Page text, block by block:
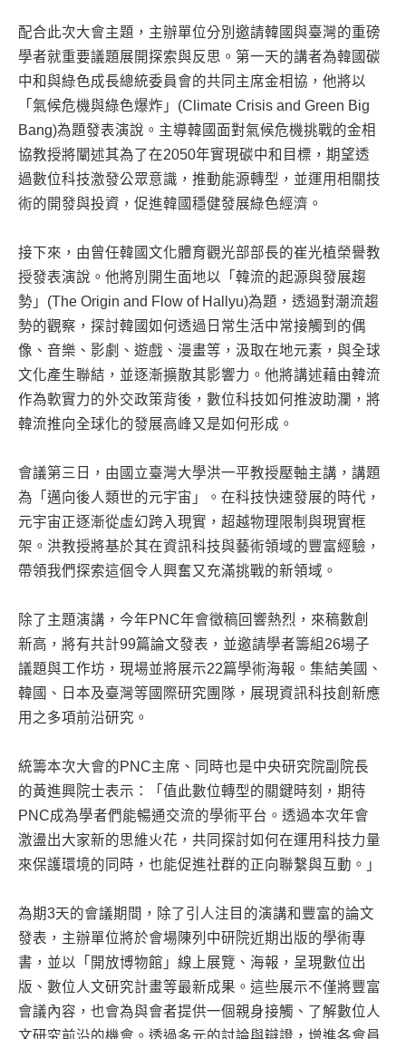
配合此次大會主題，主辦單位分別邀請韓國與臺灣的重磅
學者就重要議題展開探索與反思。第一天的講者為韓國碳
中和與綠色成長總統委員會的共同主席金相協，他將以
「氣候危機與綠色爆炸」(Climate Crisis and Green Big
Bang)為題發表演說。主導韓國面對氣候危機挑戰的金相
協教授將闡述其為了在2050年實現碳中和目標，期望透
過數位科技激發公眾意識，推動能源轉型，並運用相關技
術的開發與投資，促進韓國穩健發展綠色經濟。
接下來，由曾任韓國文化體育觀光部部長的崔光植榮譽教
授發表演說。他將別開生面地以「韓流的起源與發展趨
勢」(The Origin and Flow of Hallyu)為題，透過對潮流趨
勢的觀察，探討韓國如何透過日常生活中常接觸到的偶
像、音樂、影劇、遊戲、漫畫等，汲取在地元素，與全球
文化產生聯結，並逐漸擴散其影響力。他將講述藉由韓流
作為軟實力的外交政策背後，數位科技如何推波助瀾，將
韓流推向全球化的發展高峰又是如何形成。
會議第三日，由國立臺灣大學洪一平教授壓軸主講，講題
為「邁向後人類世的元宇宙」。在科技快速發展的時代，
元宇宙正逐漸從虛幻跨入現實，超越物理限制與現實框
架。洪教授將基於其在資訊科技與藝術領域的豐富經驗，
帶領我們探索這個令人興奮又充滿挑戰的新領域。
除了主題演講，今年PNC年會徵稿回響熱烈，來稿數創
新高，將有共計99篇論文發表，並邀請學者籌組26場子
議題與工作坊，現場並將展示22篇學術海報。集結美國、
韓國、日本及臺灣等國際研究團隊，展現資訊科技創新應
用之多項前沿研究。
統籌本次大會的PNC主席、同時也是中央研究院副院長
的黃進興院士表示：「值此數位轉型的關鍵時刻，期待
PNC成為學者們能暢通交流的學術平台。透過本次年會
激盪出大家新的思維火花，共同探討如何在運用科技力量
來保護環境的同時，也能促進社群的正向聯繫與互動。」
為期3天的會議期間，除了引人注目的演講和豐富的論文
發表，主辦單位將於會場陳列中研院近期出版的學術專
書，並以「開放博物館」線上展覽、海報，呈現數位出
版、數位人文研究計畫等最新成果。這些展示不僅將豐富
會議內容，也會為與會者提供一個親身接觸、了解數位人
文研究前沿的機會。透過多元的討論與辯證，增進各會員